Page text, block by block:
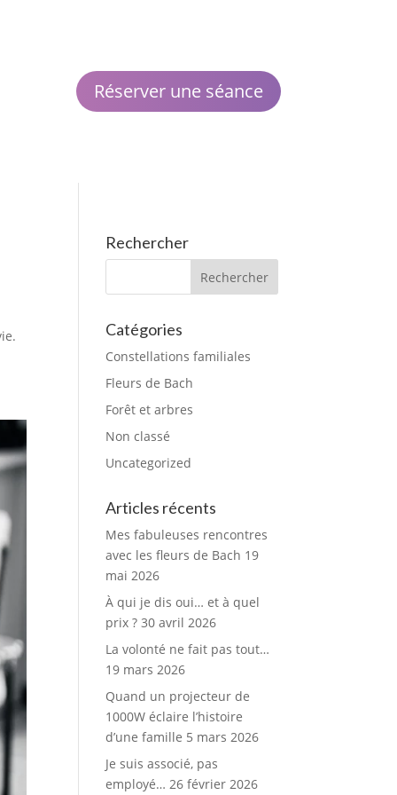
Réserver une séance
Rechercher
Catégories
Constellations familiales
Fleurs de Bach
Forêt et arbres
Non classé
Uncategorized
Articles récents
Mes fabuleuses rencontres
avec les fleurs de Bach 19
mai 2026
À qui je dis oui… et à quel
prix ? 30 avril 2026
La volonté ne fait pas tout…
19 mars 2026
Quand un projecteur de
1000W éclaire l’histoire
d’une famille 5 mars 2026
Je suis associé, pas
employé… 26 février 2026